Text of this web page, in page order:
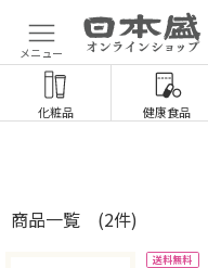
メニュー
化粧品 健康食品
商品一覧 (2件)
送料無料